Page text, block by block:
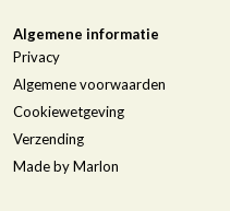
Algemene informatie
Privacy
Algemene voorwaarden
Cookiewetgeving
Verzending
Made by Marlon